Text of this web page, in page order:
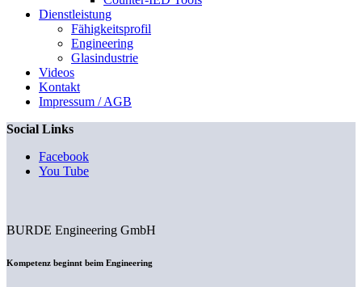
Dienstleistung
Fähigkeitsprofil
Engineering
Glasindustrie
Videos
Kontakt
Impressum / AGB
Social Links
Facebook
You Tube
BURDE Engineering GmbH
Kompetenz beginnt beim Engineering